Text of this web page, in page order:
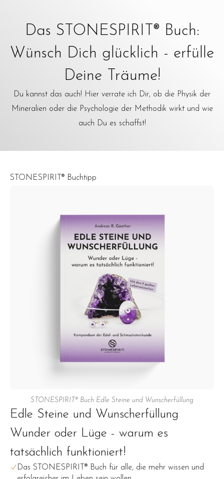
Das STONESPIRIT® Buch:
Wünsch Dich glücklich - erfülle
Deine Träume!
Du kannst das auch! Hier verrate ich Dir, ob die Physik der
Mineralien oder die Psychologie der Methodik wirkt und wie
auch Du es schaffst!
STONESPIRIT® Buchtipp
STONESPIRIT® Buch Edle Steine und Wunscherfüllung
Edle Steine und Wunscherfüllung
Wunder oder Lüge - warum es
tatsächlich funktioniert!
Das STONESPIRIT® Buch für alle, die mehr wissen und